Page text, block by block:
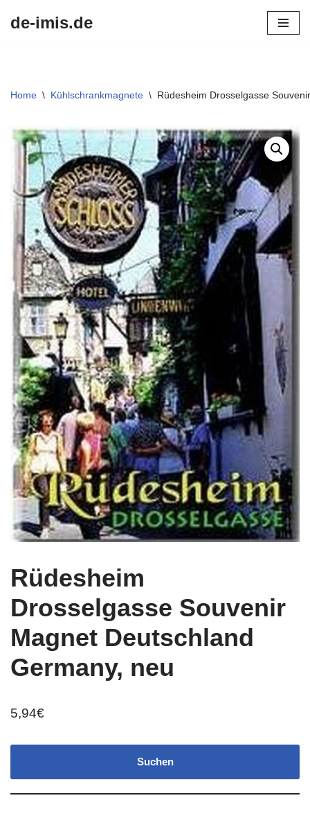
de-imis.de
Home \ Kühlschrankmagnete \ Rüdesheim Drosselgasse
Rüdesheim
Drosselgasse Souvenir
Magnet Deutschland
Germany, neu
5,94€
Suchen